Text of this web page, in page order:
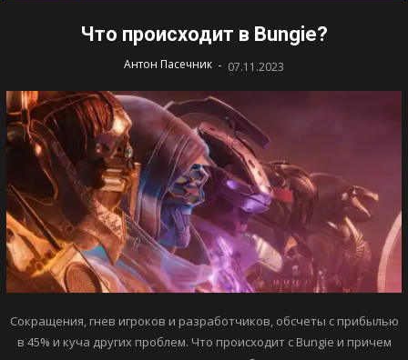
Что происходит в Bungie?
Антон Пасечник - 07.11.2023
Сокращения, гнев игроков и разработчиков, обсчеты с прибылью
в 45% и куча других проблем. Что происходит с Bungie и причем